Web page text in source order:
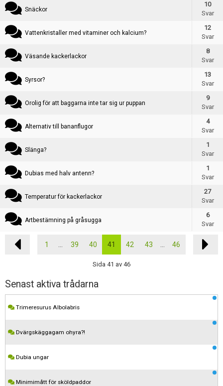
Snäckor
10
Svar
Vattenkristaller med vitaminer och kalcium?
12
Svar
Väsande kackerlackor
8
Svar
Syrsor?
13
Svar
Orolig för att baggarna inte tar sig ur puppan
9
Svar
Alternativ till bananflugor
4
Svar
Slänga?
1
Svar
Dubias med halv antenn?
1
Svar
Temperatur för kackerlackor
27
Svar
Artbestämning på gråsugga
6
Svar
1 39 40 41 42 43 46
Sida 41 av 46
Senast aktiva trådarna
Trimeresurus Albolabris
Dvärgskäggagam ohyra?!
Dubia ungar
Minimimått för sköldpaddor